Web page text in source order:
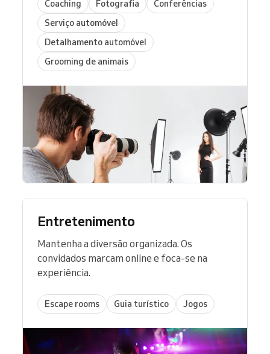
Coaching Fotografia
Conferências
Serviço automóvel
Detalhamento automóvel
Grooming de animais
Entretenimento
Mantenha a diversão organizada. Os
convidados marcam online e foca-se na
experiência.
Escape rooms Guia turístico Jogos